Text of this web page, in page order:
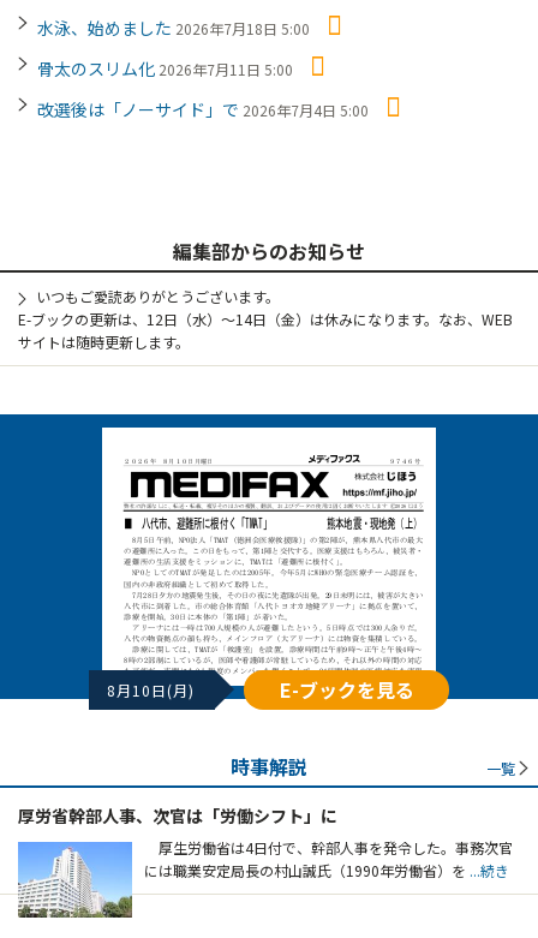
水泳、始めました 2026年7月18日 5:00
骨太のスリム化 2026年7月11日 5:00
改選後は「ノーサイド」で 2026年7月4日 5:00
編集部からのお知らせ
いつもご愛読ありがとうございます。
E-ブックの更新は、12日（水）～14日（金）は休みになります。なお、WEB
サイトは随時更新します。
8月10日(月) E-ブックを見る
時事解説 一覧
厚労省幹部人事、次官は「労働シフト」に
厚生労働省は4日付で、幹部人事を発令した。事務次官
には職業安定局長の村山誠氏（1990年労働省）を ...続き